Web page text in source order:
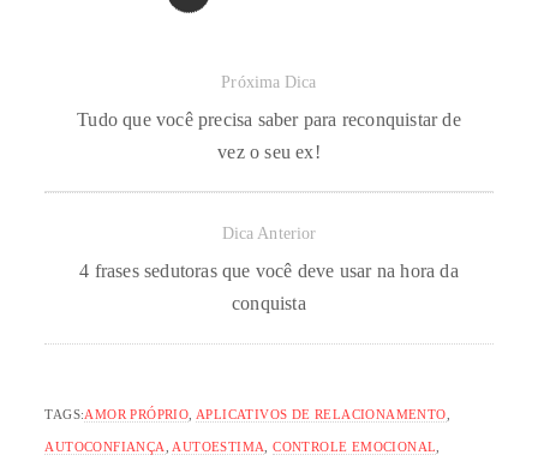
Próxima Dica
Tudo que você precisa saber para reconquistar de
vez o seu ex!
Dica Anterior
4 frases sedutoras que você deve usar na hora da
conquista
TAGS:AMOR PRÓPRIO APLICATIVOS DE RELACIONAMENTO
AUTOCONFIANÇA AUTOESTIMA ,CONTROLE EMOCIONAL